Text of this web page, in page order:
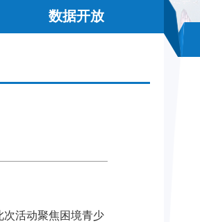
数据开放
次活动聚焦困境青少